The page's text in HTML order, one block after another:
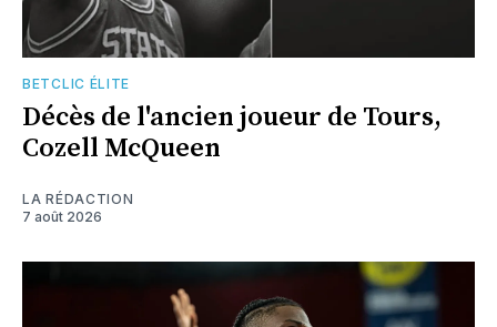
BETCLIC ÉLITE
Décès de l'ancien joueur de Tours,
Cozell McQueen
LA RÉDACTION
7 août 2026